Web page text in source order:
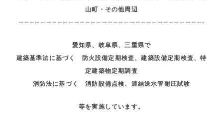
山町・その他周辺
—————————————————————————————————-
愛知県、岐阜県、三重県で
建築基準法に基づく 防火設備定期検査、建築設備定期検査、特
定建築物定期調査
消防法に基づく 消防設備点検、連結送水管耐圧試験
等を実施しています。